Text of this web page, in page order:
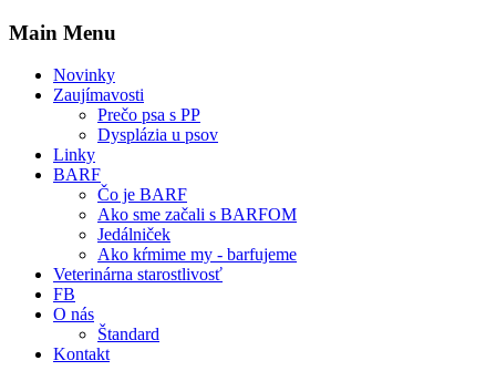
Main Menu
Novinky
Zaujímavosti
Prečo psa s PP
Dysplázia u psov
Linky
BARF
Čo je BARF
Ako sme začali s BARFOM
Jedálniček
Ako kŕmime my - barfujeme
Veterinárna starostlivosť
FB
O nás
Štandard
Kontakt